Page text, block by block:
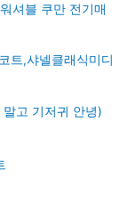
셔블 쿠만 전기매
트,샤넬클래식미디
고 기저귀 안녕)